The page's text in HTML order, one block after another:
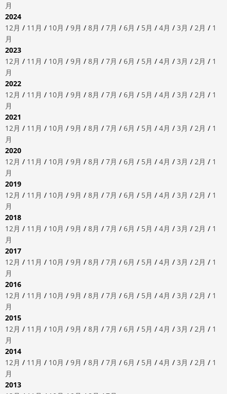
月
2024
12月 / 11月 / 10月 / 9月 / 8月 / 7月 / 6月 / 5月 / 4月 / 3月 / 2月 / 1
月
2023
12月 / 11月 / 10月 / 9月 / 8月 / 7月 / 6月 / 5月 / 4月 / 3月 / 2月 / 1
月
2022
12月 / 11月 / 10月 / 9月 / 8月 / 7月 / 6月 / 5月 / 4月 / 3月 / 2月 / 1
月
2021
12月 / 11月 / 10月 / 9月 / 8月 / 7月 / 6月 / 5月 / 4月 / 3月 / 2月 / 1
月
2020
12月 / 11月 / 10月 / 9月 / 8月 / 7月 / 6月 / 5月 / 4月 / 3月 / 2月 / 1
月
2019
12月 / 11月 / 10月 / 9月 / 8月 / 7月 / 6月 / 5月 / 4月 / 3月 / 2月 / 1
月
2018
12月 / 11月 / 10月 / 9月 / 8月 / 7月 / 6月 / 5月 / 4月 / 3月 / 2月 / 1
月
2017
12月 / 11月 / 10月 / 9月 / 8月 / 7月 / 6月 / 5月 / 4月 / 3月 / 2月 / 1
月
2016
12月 / 11月 / 10月 / 9月 / 8月 / 7月 / 6月 / 5月 / 4月 / 3月 / 2月 / 1
月
2015
12月 / 11月 / 10月 / 9月 / 8月 / 7月 / 6月 / 5月 / 4月 / 3月 / 2月 / 1
月
2014
12月 / 11月 / 10月 / 9月 / 8月 / 7月 / 6月 / 5月 / 4月 / 3月 / 2月 / 1
月
2013